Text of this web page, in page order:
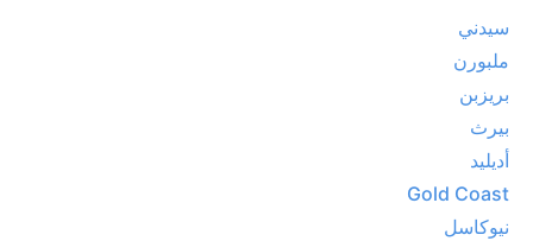
سيدني
ملبورن
بريزبن
بيرث
أديليد
Gold Coast
نيوكاسل